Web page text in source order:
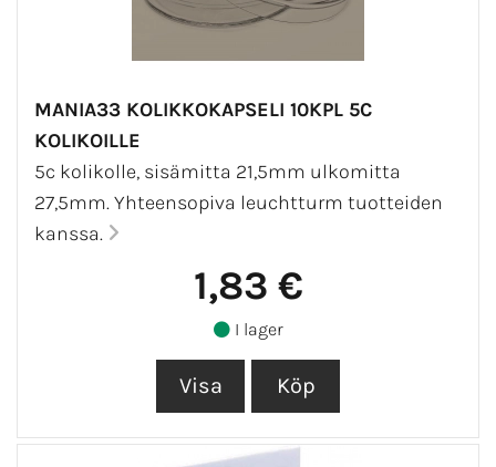
MANIA33 KOLIKKOKAPSELI 10KPL 5C
KOLIKOILLE
5c kolikolle, sisämitta 21,5mm ulkomitta
27,5mm. Yhteensopiva leuchtturm tuotteiden
kanssa.
1,83 €
I lager